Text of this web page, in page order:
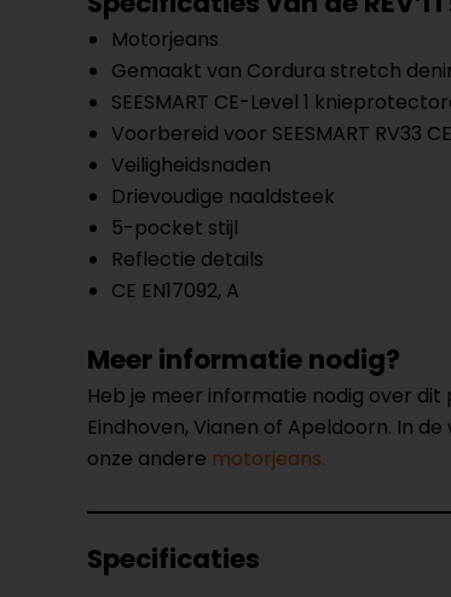
Motorjeans
Gemaakt van Cordura stretch
SEESMART CE-Level 1
Voorbereid voor SEESMART RV33
Veiligheidsnaden
Drievoudige naaldsteek
5-pocket stijl
Reflectie details
CE EN17092, A
Meer informatie nodig?
Heb je meer informatie nodig over dit
Eindhoven, Vianen of Apeldoorn. In
onze andere motorjeans.
Specificaties